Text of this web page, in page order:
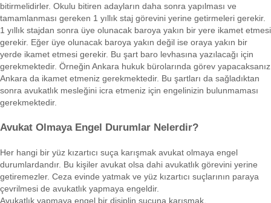
bitirmelidirler. Okulu bitiren adayların daha sonra yapılması ve
tamamlanması gereken 1 yıllık staj görevini yerine getirmeleri gerekir.
1 yıllık stajdan sonra üye olunacak baroya yakın bir yere ikamet etmesi
gerekir. Eğer üye olunacak baroya yakın değil ise oraya yakın bir
yerde ikamet etmesi gerekir. Bu şart baro levhasına yazılacağı için
gerekmektedir. Örneğin Ankara hukuk bürolarında görev yapacaksanız
Ankara da ikamet etmeniz gerekmektedir. Bu şartları da sağladıktan
sonra avukatlık mesleğini icra etmeniz için engelinizin bulunmaması
gerekmektedir.
Avukat Olmaya Engel Durumlar Nelerdir?
Her hangi bir yüz kızartıcı suça karışmak avukat olmaya engel
durumlardandır. Bu kişiler avukat olsa dahi avukatlık görevini yerine
getiremezler. Ceza evinde yatmak ve yüz kızartıcı suçlarının paraya
çevrilmesi de avukatlık yapmaya engeldir.
Avukatlık yapmaya engel bir disiplin suçuna karışmak.